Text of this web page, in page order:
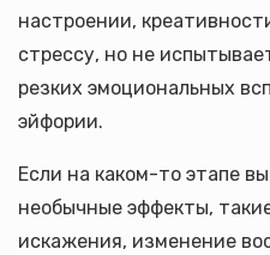
настроении,
стрессу, но не
резких эмоциональных
эйфории.
Если на каком-то этапе
необычные эффекты,
искажения, изменение